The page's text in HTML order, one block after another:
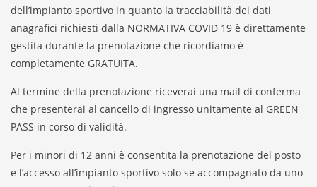
dell’impianto sportivo in quanto la tracciabilità dei dati
anagrafici richiesti dalla NORMATIVA COVID 19 è direttamente
gestita durante la prenotazione che ricordiamo è
completamente GRATUITA.
Al termine della prenotazione riceverai una mail di conferma
che presenterai al cancello di ingresso unitamente al GREEN
PASS in corso di validità.
Per i minori di 12 anni è consentita la prenotazione del posto
e l’accesso all’impianto sportivo solo se accompagnato da uno